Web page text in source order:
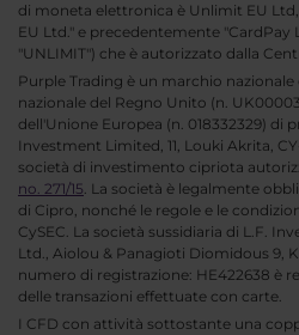
di moneta elettronica è Unlimit EU
EU Ltd." e precedentemente
"UNLIMIT") che è autorizzato dalla
Purple Trading è un marchio
nazionale del Regno Unito (n.
dell'Unione Europea (n. 018332329) di
Investment Limited, 11, Louki Akrita,
società di investimento cipriota
no. 271/15. La società è legalmente
di Cipro, nonché le regole e le
CySEC. La società sussidiaria di L.F.
Ltd., Aiolou & Panagioti Diomidous 9,
numero di registrazione: HE422638 è
delle transazioni effettuate con carte.
I CFD con attività sottostante una